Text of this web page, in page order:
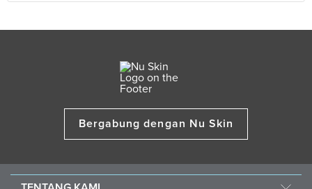
Bergabung dengan Nu Skin